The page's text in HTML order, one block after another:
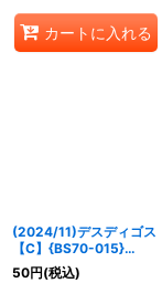
カートに入れる
(2024/11)デスディゴス
【C】{BS70-015}
《紫》
50円(税込)